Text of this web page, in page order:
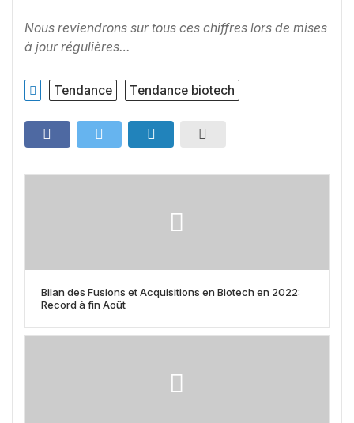
Nous reviendrons sur tous ces chiffres lors de mises
à jour régulières…
Tendance Tendance biotech
Bilan des Fusions et Acquisitions en Biotech en 2022:
Record à fin Août